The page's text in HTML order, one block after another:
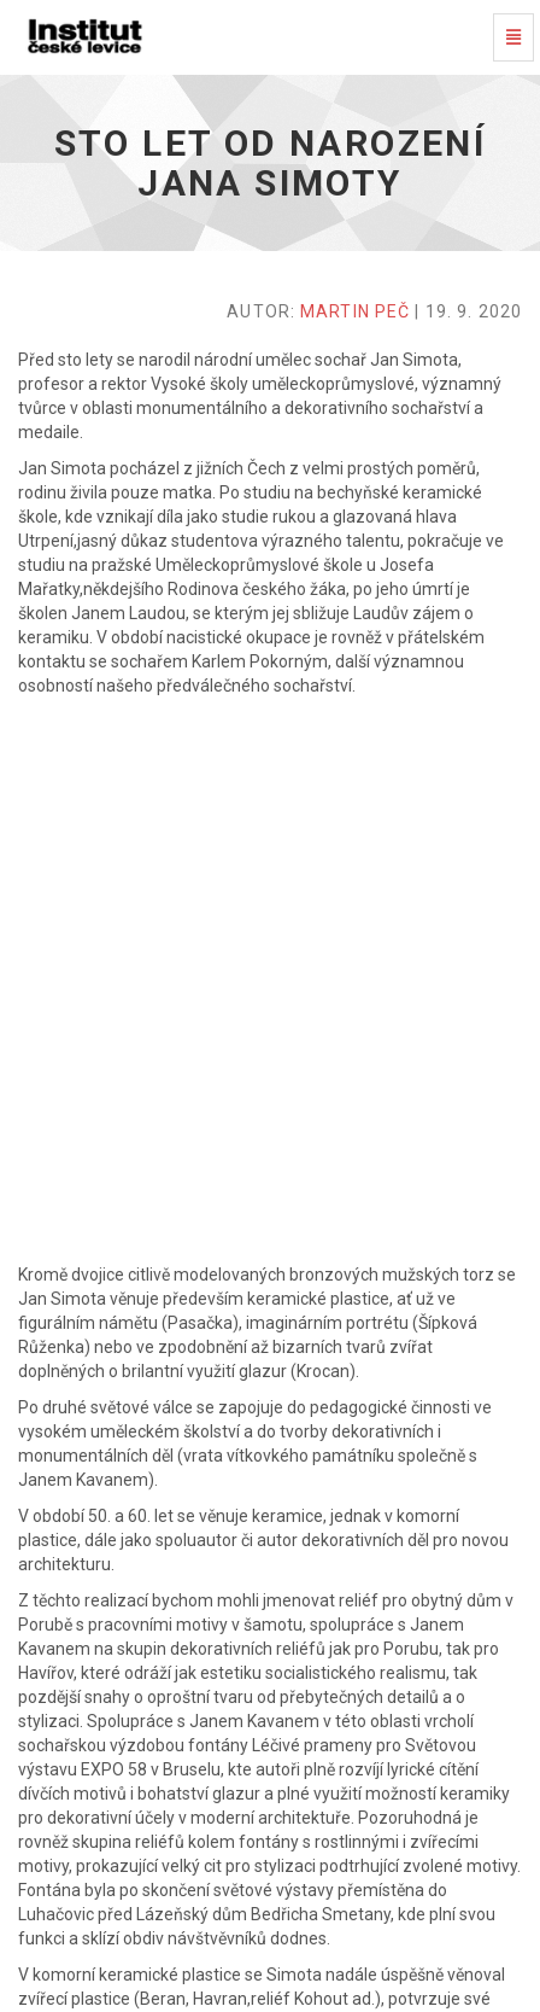
Sto
narození
STO LET OD NAROZENÍ
JANA SIMOTY
AUTOR: MARTIN PEČ | 19. 9. 2020
Před sto lety se narodil národní umělec sochař Jan Simota,
profesor a rektor Vysoké školy uměleckoprůmyslové, významný
tvůrce v oblasti monumentálního a dekorativního sochařství a
medaile.
Jan Simota pocházel z jižních Čech z velmi prostých poměrů,
rodinu živila pouze matka. Po studiu na bechyňské keramické
škole, kde vznikají díla jako studie rukou a glazovaná hlava
Utrpení,jasný důkaz studentova výrazného talentu, pokračuje ve
studiu na pražské Uměleckoprůmyslové škole u Josefa
Mařatky,někdejšího Rodinova českého žáka, po jeho úmrtí je
školen Janem Laudou, se kterým jej sbližuje Laudův zájem o
keramiku. V období nacistické okupace je rovněž v přátelském
kontaktu se sochařem Karlem Pokorným, další významnou
osobností našeho předválečného sochařství.
Kromě dvojice citlivě modelovaných bronzových mužských torz se
Jan Simota věnuje především keramické plastice, ať už ve
figurálním námětu (Pasačka), imaginárním portrétu (Šípková
Růženka) nebo ve zpodobnění až bizarních tvarů zvířat
doplněných o brilantní využití glazur (Krocan).
Po druhé světové válce se zapojuje do pedagogické činnosti ve
vysokém uměleckém školství a do tvorby dekorativních i
monumentálních děl (vrata vítkovkého památníku společně s
Janem Kavanem).
V období 50. a 60. let se věnuje keramice, jednak v komorní
plastice, dále jako spoluautor či autor dekorativních děl pro novou
architekturu.
Z těchto realizací bychom mohli jmenovat reliéf pro obytný dům v
Porubě s pracovními motivy v šamotu, spolupráce s Janem
Kavanem na skupin dekorativních reliéfů jak pro Porubu, tak pro
Havířov, které odráží jak estetiku socialistického realismu, tak
pozdější snahy o oproštní tvaru od přebytečných detailů a o
stylizaci. Spolupráce s Janem Kavanem v této oblasti vrcholí
sochařskou výzdobou fontány Léčivé prameny pro Světovou
výstavu EXPO 58 v Bruselu, kte autoři plně rozvíjí lyrické cítění
dívčích motivů i bohatství glazur a plné využití možností keramiky
pro dekorativní účely v moderní architektuře. Pozoruhodná je
rovněž skupina reliéfů kolem fontány s rostlinnými i zvířecími
motivy, prokazující velký cit pro stylizaci podtrhující zvolené motivy.
Fontána byla po skončení světové výstavy přemístěna do
Luhačovic před Lázeňský dům Bedřicha Smetany, kde plní svou
funkci a sklízí obdiv návštvěvníků dodnes.
V komorní keramické plastice se Simota nadále úspěšně věnoval
zvířecí plastice (Beran, Havran,reliéf Kohout ad.), potvrzuje své